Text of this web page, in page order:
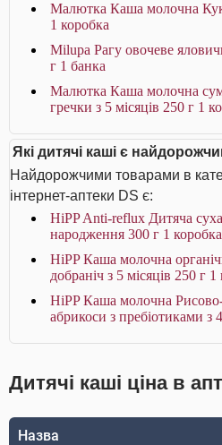
Малютка Каша молочна
1 коробка
Milupa Рагу овочеве
г 1 банка
Малютка Каша молочна
гречки з 5 місяців 250 г 1
Які дитячі каші є
Найдорожчими товарами в
інтернет-аптеки DS є:
HiPP Anti-reflux Дитяча
народження 300 г 1 коробка
HiPP Каша молочна
добраніч з 5 місяців 250 г 1
HiPP Каша молочна
абрикоси з пребіотиками з
Дитячі каші ціна в
Назва